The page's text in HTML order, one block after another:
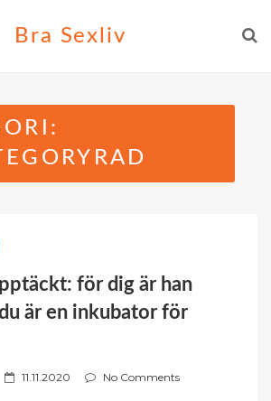
Bra Sexliv
för dig är han
är en inkubator för
P 11.11.2020 No Comments